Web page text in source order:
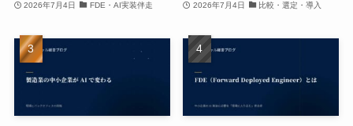
2026年7月4日 FDE・AI実装伴走 2026年7月4日 比較・選定・導入